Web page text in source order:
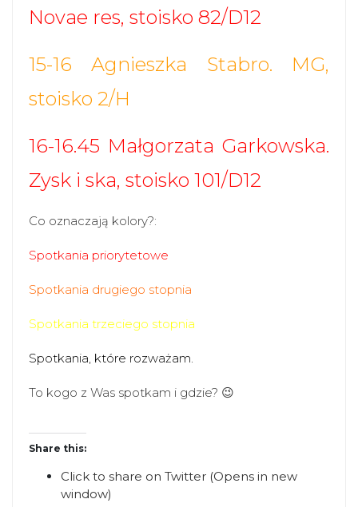
Novae res, stoisko 82/D12
15-16 Agnieszka Stabro. MG,
stoisko 2/H
16-16.45 Małgorzata Garkowska.
Zysk i ska, stoisko 101/D12
Co oznaczają kolory?:
Spotkania priorytetowe
Spotkania drugiego stopnia
Spotkania trzeciego stopnia
Spotkania, które rozważam.
To kogo z Was spotkam i gdzie? 😉
Share this:
Click to share on Twitter (Opens in new
window)